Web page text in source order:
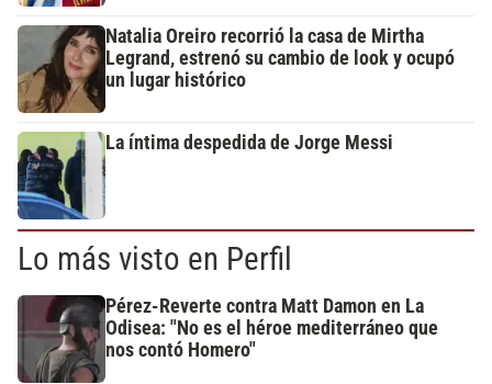
Natalia Oreiro recorrió la casa de Mirtha
Legrand, estrenó su cambio de look y ocupó
un lugar histórico
La íntima despedida de Jorge Messi
Lo más visto en Perfil
Pérez-Reverte contra Matt Damon en La
Odisea: "No es el héroe mediterráneo que
nos contó Homero"